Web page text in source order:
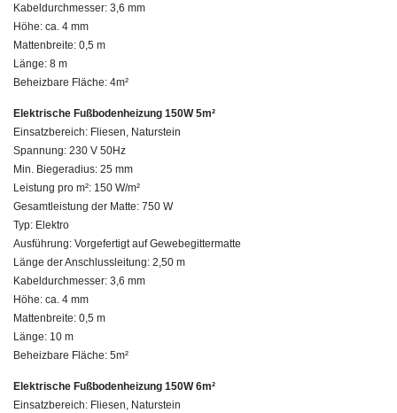
Kabeldurchmesser: 3,6 mm
Höhe: ca. 4 mm
Mattenbreite: 0,5 m
Länge: 8 m
Beheizbare Fläche: 4m²
Elektrische Fußbodenheizung 150W 5m²
Einsatzbereich: Fliesen, Naturstein
Spannung: 230 V 50Hz
Min. Biegeradius: 25 mm
Leistung pro m²: 150 W/m²
Gesamtleistung der Matte: 750 W
Typ: Elektro
Ausführung: Vorgefertigt auf Gewebegittermatte
Länge der Anschlussleitung: 2,50 m
Kabeldurchmesser: 3,6 mm
Höhe: ca. 4 mm
Mattenbreite: 0,5 m
Länge: 10 m
Beheizbare Fläche: 5m²
Elektrische Fußbodenheizung 150W 6m²
Einsatzbereich: Fliesen, Naturstein